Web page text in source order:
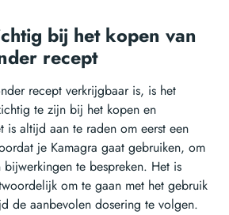
bij het kopen van
recept
recept verkrijgbaar is, is het
te zijn bij het kopen en
is altijd aan te raden om eerst een
je Kamagra gaat gebruiken, om
te bespreken. Het is
om te gaan met het gebruik
de aanbevolen dosering te volgen.